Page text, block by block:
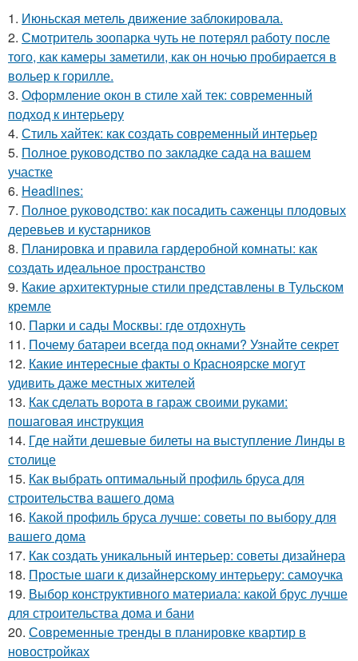
1. Июньская метель движение заблокировала.
2. Смотритель зоопарка чуть не потерял работу после
того, как камеры заметили, как он ночью пробирается в
вольер к горилле.
3. Оформление окон в стиле хай тек: современный
подход к интерьеру
4. Стиль хайтек: как создать современный интерьер
5. Полное руководство по закладке сада на вашем
участке
6. Headlines:
7. Полное руководство: как посадить саженцы плодовых
деревьев и кустарников
8. Планировка и правила гардеробной комнаты: как
создать идеальное пространство
9. Какие архитектурные стили представлены в Тульском
кремле
10. Парки и сады Москвы: где отдохнуть
11. Почему батареи всегда под окнами? Узнайте секрет
12. Какие интересные факты о Красноярске могут
удивить даже местных жителей
13. Как сделать ворота в гараж своими руками:
пошаговая инструкция
14. Где найти дешевые билеты на выступление Линды в
столице
15. Как выбрать оптимальный профиль бруса для
строительства вашего дома
16. Какой профиль бруса лучше: советы по выбору для
вашего дома
17. Как создать уникальный интерьер: советы дизайнера
18. Простые шаги к дизайнерскому интерьеру: самоучка
19. Выбор конструктивного материала: какой брус лучше
для строительства дома и бани
20. Современные тренды в планировке квартир в
новостройках